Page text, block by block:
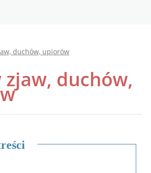
duchów, upiorów
duchów,